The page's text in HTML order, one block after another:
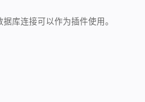
库连接可以作为插件使用。